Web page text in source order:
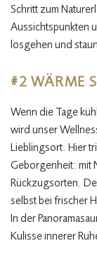
Schritt zum
Aussichtspunkten
losgehen und
#2 WÄRME
Wenn die Tage
wird unser
Lieblingsort. Hier
Geborgenheit: mit
Rückzugsorten.
selbst bei frischer
In der
Kulisse innerer